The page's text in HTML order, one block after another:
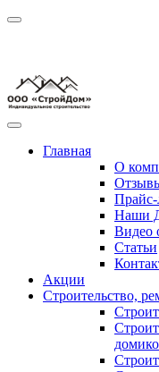
Главная
О
Наши
Видео
Статьи
Акции
Строительство,